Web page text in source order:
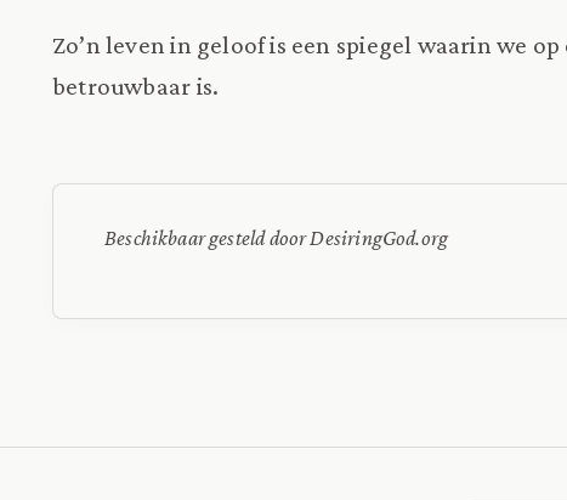
Zo’n leven in geloof is een spiegel waarin we
betrouwbaar is.
Beschikbaar gesteld door DesiringGod.org